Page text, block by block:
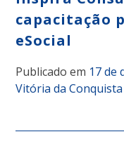
capacitação
eSocial
Publicado em 17 de
Vitória da Conquista